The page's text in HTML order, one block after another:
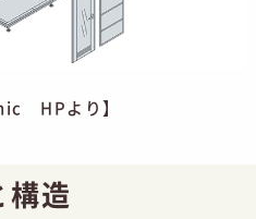
HPより】
造